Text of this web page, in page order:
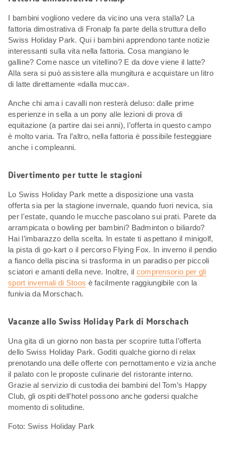
I bambini vogliono vedere da vicino una vera stalla? La
fattoria dimostrativa di Fronalp fa parte della struttura dello
Swiss Holiday Park. Qui i bambini apprendono tante notizie
interessanti sulla vita nella fattoria. Cosa mangiano le
galline? Come nasce un vitellino? E da dove viene il latte?
Alla sera si può assistere alla mungitura e acquistare un litro
di latte direttamente «dalla mucca».
Anche chi ama i cavalli non resterà deluso: dalle prime
esperienze in sella a un pony alle lezioni di prova di
equitazione (a partire dai sei anni), l’offerta in questo campo
è molto varia. Tra l’altro, nella fattoria è possibile festeggiare
anche i compleanni.
Divertimento per tutte le stagioni
Lo Swiss Holiday Park mette a disposizione una vasta
offerta sia per la stagione invernale, quando fuori nevica, sia
per l'estate, quando le mucche pascolano sui prati. Parete da
arrampicata o bowling per bambini? Badminton o biliardo?
Hai l’imbarazzo della scelta. In estate ti aspettano il minigolf,
la pista di go-kart o il percorso Flying Fox. In inverno il pendio
a fianco della piscina si trasforma in un paradiso per piccoli
sciatori e amanti della neve. Inoltre, il comprensorio per gli
sport invernali di Stoos è facilmente raggiungibile con la
funivia da Morschach.
Vacanze allo Swiss Holiday Park di Morschach
Una gita di un giorno non basta per scoprire tutta l’offerta
dello Swiss Holiday Park. Goditi qualche giorno di relax
prenotando una delle offerte con pernottamento e vizia anche
il palato con le proposte culinarie del ristorante interno.
Grazie al servizio di custodia dei bambini del Tom’s Happy
Club, gli ospiti dell’hotel possono anche godersi qualche
momento di solitudine.
Foto: Swiss Holiday Park